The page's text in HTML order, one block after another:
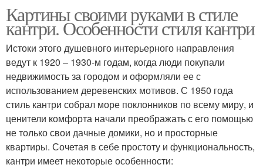
Картины своими руками в стиле
кантри. Особенности стиля кантри
Истоки этого душевного интерьерного направления
ведут к 1920 – 1930-м годам, когда люди покупали
недвижимость за городом и оформляли ее с
использованием деревенских мотивов. С 1950 года
стиль кантри собрал море поклонников по всему миру, и
ценители комфорта начали преображать с его помощью
не только свои дачные домики, но и просторные
квартиры. Сочетая в себе простоту и функциональность,
кантри имеет некоторые особенности: